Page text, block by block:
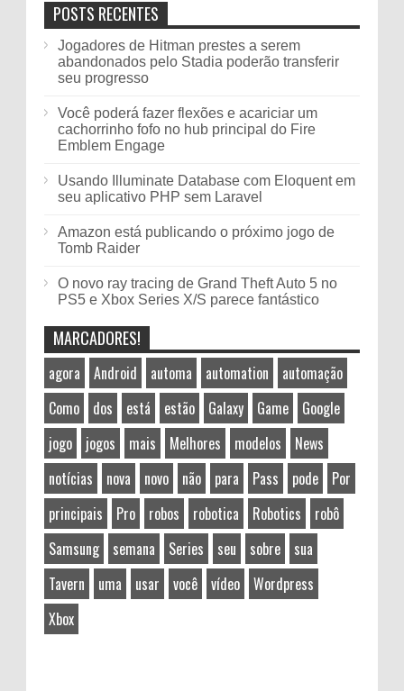
POSTS RECENTES
Jogadores de Hitman prestes a serem
abandonados pelo Stadia poderão transferir
seu progresso
Você poderá fazer flexões e acariciar um
cachorrinho fofo no hub principal do Fire
Emblem Engage
Usando Illuminate Database com Eloquent em
seu aplicativo PHP sem Laravel
Amazon está publicando o próximo jogo de
Tomb Raider
O novo ray tracing de Grand Theft Auto 5 no
PS5 e Xbox Series X/S parece fantástico
MARCADORES!
agora Android automa automation
automação
Como
dos está estão Galaxy Game
Google
jogo
jogos mais Melhores modelos
News
notícias
nova novo não para Pass pode
Por
principais
Pro robos robotica Robotics
robô
Samsung
semana Series seu sobre
sua
Tavern
uma usar você vídeo
Wordpress
Xbox